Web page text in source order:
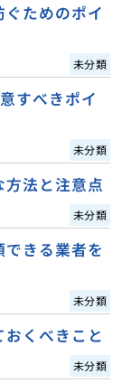
ためのポイ
未分類
すべきポイ
未分類
法と注意点
未分類
きる業者を
未分類
くべきこと
未分類